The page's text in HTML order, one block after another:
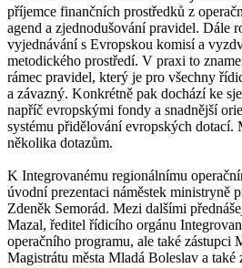
příjemce finančních prostředků z
agend a zjednodušování pravidel. Dále
vyjednávání s Evropskou komisí a
metodického prostředí. V praxi to
rámec pravidel, který je pro všechny
a závazný. Konkrétně pak dochází ke
napříč evropskými fondy a snadnější
systému přidělování evropských dotací.
několika dotazům.
K Integrovanému regionálnímu
úvodní prezentaci náměstek ministryně
Zdeněk Semorád. Mezi dalšími
Mazal, ředitel řídicího orgánu
operačního programu, ale také zástupci
Magistrátu města Mladá Boleslav a také